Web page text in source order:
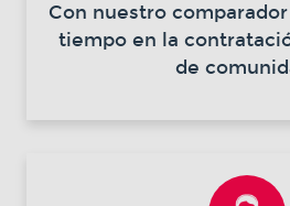
Con nuestro
tiempo en la
de